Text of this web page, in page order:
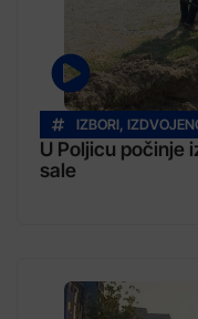
IZBORI,
U Poljicu počinje
sale